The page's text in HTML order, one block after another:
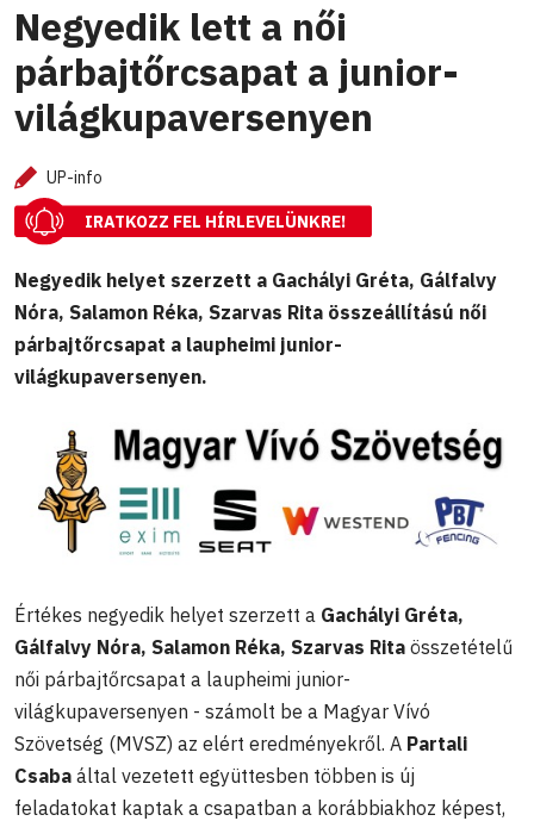
Negyedik lett a női
párbajtőrcsapat a junior-
világkupaversenyen
UP-info
IRATKOZZ FEL HÍRLEVELÜNKRE!
Negyedik helyet szerzett a Gachályi Gréta, Gálfalvy
Nóra, Salamon Réka, Szarvas Rita összeállítású női
párbajtőrcsapat a laupheimi junior-
világkupaversenyen.
Értékes negyedik helyet szerzett a Gachályi Gréta,
Gálfalvy Nóra, Salamon Réka, Szarvas Rita összetételű
női párbajtőrcsapat a laupheimi junior-
világkupaversenyen - számolt be a Magyar Vívó
Szövetség (MVSZ) az elért eredményekről. A Partali
Csaba által vezetett együttesben többen is új
feladatokat kaptak a csapatban a korábbiakhoz képest,